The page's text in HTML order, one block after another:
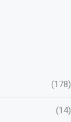
(178)
(14)